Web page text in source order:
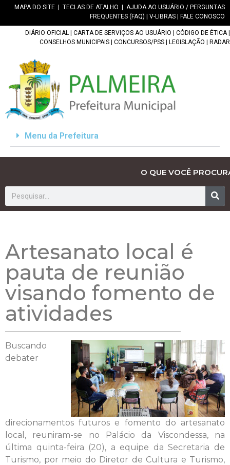
MAPA DO SITE TECLAS DE ATALHO
AJUDA AO USUÁRIO / PERGUNTAS
FREQUENTES (FAQ)
V-LIBRAS FALE CONOSCO
DIÁRIO OFICIAL CARTA DE SERVIÇOS AO USUÁRIO CÓDIGO DE ÉTICA|
CONSELHOS MUNICIPAIS
CONCURSOS/PSS LEGISLAÇÃO RADAR
Menu da Prefeitura
O QUE VOCÊ
Artesanato local é
pauta de reunião
visando fomento de
atividades
Buscando
debater
direcionamentos futuros e fomento do artesanato
local, reuniram-se no Palácio da Viscondessa, na
última quinta-feira (20), a equipe da Secretaria de
Turismo, por meio do Diretor de Cultura e Turismo,